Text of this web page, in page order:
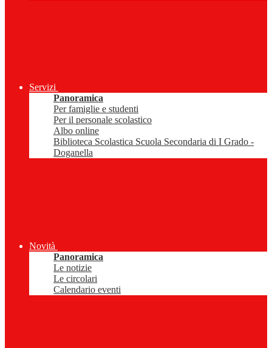
Servizi
Panoramica
Per famiglie e studenti
Per il personale scolastico
Albo online
Biblioteca Scolastica Scuola Secondaria di I Grado -
Doganella
Novità
Panoramica
Le notizie
Le circolari
Calendario eventi